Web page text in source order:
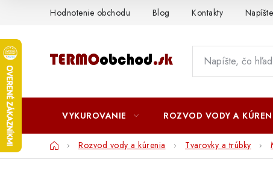
Hodnotenie obchodu Blog Kontakty
VYKUROVANIE ROZVOD VODY A
DomovRozvod vody a kúrenia Tvarovky a trúbky